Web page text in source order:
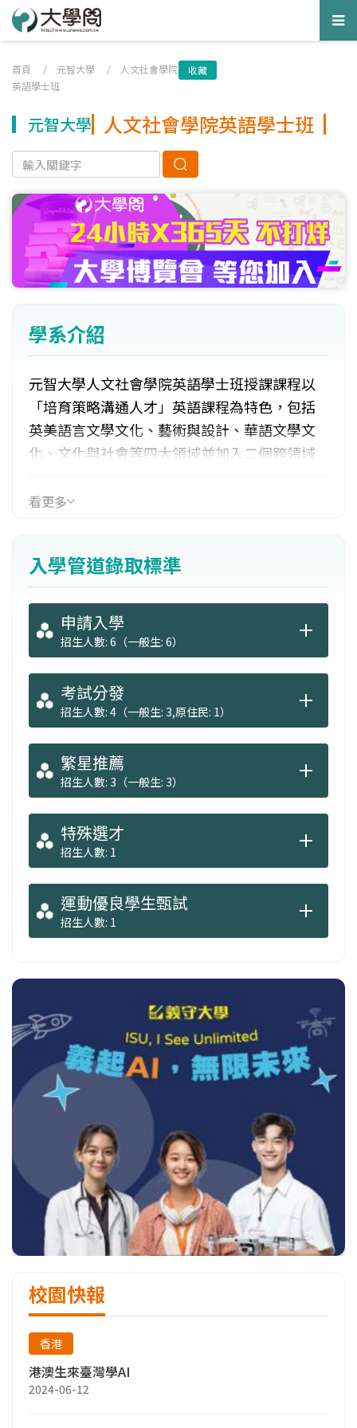
首頁 / 元智大學 /
人文社會學院
英語學士班
收藏
元智大學 人文社會學院英語學士班
學系介紹
元智大學人文社會學院英語學士班授課課程以
「培育策略溝通人才」英語課程為特色，包括
英美語言文學文化、藝術與設計、華語文學文
化、文化與社會等四大領域並加入二個跨領域
勢，培養具有AI科技傳播、跨文化行銷與溝通之
大一、大二之課程規劃，以共同基礎課程為
主；大三、大四則由學生選修專業性課程。為
強化本學士班之永續經營，本學士班將與本校
各學院合作，包括共用師資、聯合開課、學分
承認等。
看更多
入學管道錄取標準
申請入學
招生人數: 6（一般生: 6）
考試分發
招生人數: 4（一般生: 3,原住民: 1）
繁星推薦
招生人數: 3（一般生: 3）
特殊選才
招生人數: 1
運動優良學生甄試
招生人數: 1
校園快報
香港
港澳生來臺灣學AI
2024-06-12